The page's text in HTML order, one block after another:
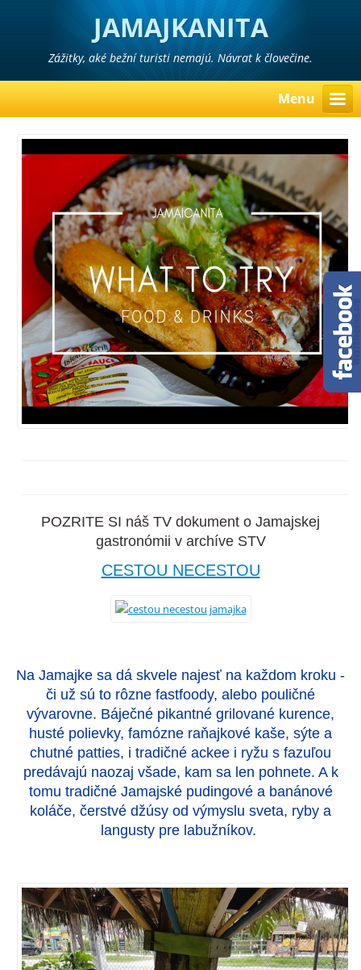
JAMAJKANITA
Zážitky, aké bežní turisti nemajú. Návrat k človečine.
Menu
POZRITE SI náš TV dokument o Jamajskej
gastronómii v archíve STV
CESTOU NECESTOU
Na Jamajke sa dá skvele najesť na každom kroku -
či už sú to rôzne fastfoody, alebo pouličné
vývarovne. Báječné pikantné grilované kurence,
husté polievky, famózne raňajkové kaše, sýte a
chutné patties, i tradičné ackee i ryžu s fazuľou
predávajú naozaj všade, kam sa len pohnete. A k
tomu tradičné Jamajské pudingové a banánové
koláče, čerstvé džúsy od výmyslu sveta, ryby a
langusty pre labužníkov.